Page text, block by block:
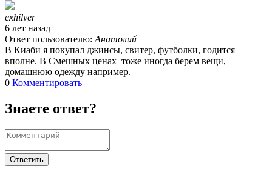
exhilver
6 лет назад
Ответ пользователю: Анатолий
В Киаби я покупал джинсы, свитер, футболки, годится
вполне. В Смешных ценах тоже иногда берем вещи,
домашнюю одежду например.
0 Комментировать
Знаете ответ?
Ответить